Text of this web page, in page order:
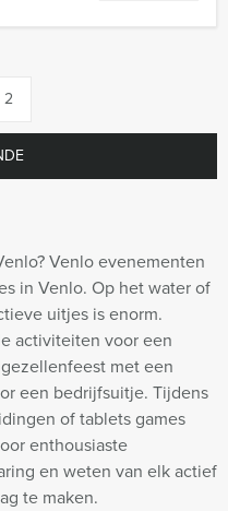
Venlo evenementen
in Venlo. Op het water of
uitjes is enorm.
activiteiten voor een
met een
een bedrijfsuitje. Tijdens
of tablets games
enthousiaste
en weten van elk actief
te maken.
2